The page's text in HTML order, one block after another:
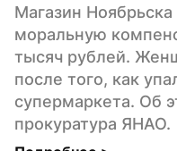
Магазин
моральную
тысяч рублей.
после того, как
супермаркета. Об
прокуратура ЯНАО.